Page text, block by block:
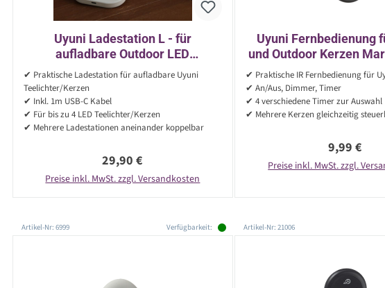
Uyuni Ladestation L - für
aufladbare Outdoor LED
Teelichter/LED Kerzen - inkl. USB-
✔ Praktische Ladestation für aufladbare Uyuni
Teelichter/Kerzen
✔ Inkl. 1m USB-C Kabel
✔ Für bis zu 4 LED Teelichter/Kerzen
✔ Mehrere Ladestationen aneinander koppelbar
Regulärer Preis:
29,90 €
Preise inkl. MwSt. zzgl. Versandkosten
Uyuni Fernbedienung
und Outdoor Kerzen
- AN/AUS/TIMER/
✔ Praktische IR Fernbedienung für
✔ An/Aus, Dimmer, Timer
✔ 4 verschiedene Timer zur Auswahl
✔ Mehrere Kerzen gleichzeitig
Regulärer
9,99 €
Preise inkl. MwSt. zzgl.
Artikel-Nr: 6999 Verfügbarkeit: Artikel-Nr: 21006